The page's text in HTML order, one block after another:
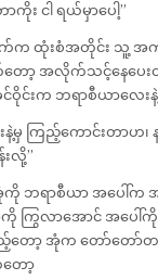
ကိုး ငါ ရယ်မှာပေါ့”
က်က ထုံးစံအတိုင်း သူ့ အင်္
ော့ အလိုက်သင့်နေပေ
င်းက ဘရာစီယာလေးနဲ့
မှ ကြည့်ကောင်းတာဟ၊
လို့”
အုံကို ဘရာစီယာ အပေ
ကြွလာအောင် အပေါ်
တော့ အုံက တော်တော်တ
ော့